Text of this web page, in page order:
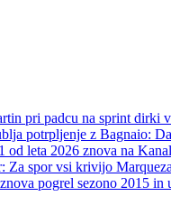
pri padcu na sprint dirki
potrpljenje z Bagnaio:
od leta 2026 znova na
Za spor vsi krivijo
pogrel sezono 2015 in